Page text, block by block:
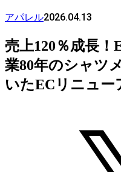
アパレル2026.04.13
売上120％成長！
業80年のシャツ
いたECリニュー